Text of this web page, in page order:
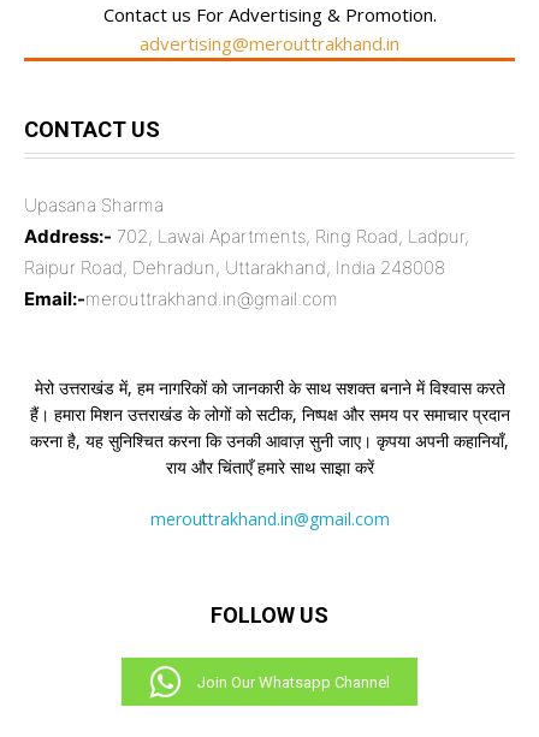
Contact us For Advertising & Promotion.
advertising@merouttrakhand.in
CONTACT US
Upasana Sharma
Address:- 702, Lawai Apartments, Ring Road, Ladpur,
Raipur Road, Dehradun, Uttarakhand, India 248008
Email:-merouttrakhand.in@gmail.com
मेरो उत्तराखंड में, हम नागरिकों को जानकारी के साथ सशक्त बनाने में विश्वास करते
हैं। हमारा मिशन उत्तराखंड के लोगों को सटीक, निष्पक्ष और समय पर समाचार प्रदान
करना है, यह सुनिश्चित करना कि उनकी आवाज़ सुनी जाए। कृपया अपनी कहानियाँ,
राय और चिंताएँ हमारे साथ साझा करें
merouttrakhand.in@gmail.com
FOLLOW US
Join Our Whatsapp Channel